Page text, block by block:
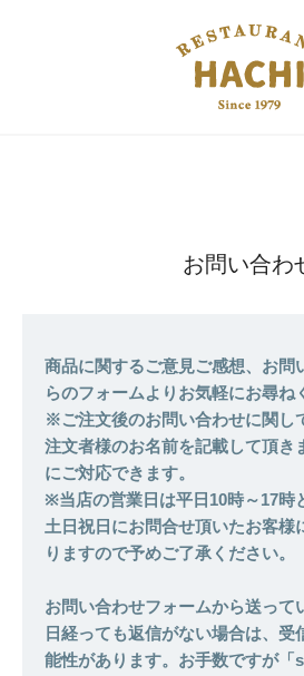
お問い合わ
商品に関するご意見ご感想、お問
らのフォームよりお気軽にお尋ね
※ご注文後のお問い合わせに関し
注文者様のお名前を記載して頂き
にご対応できます。
※当店の営業日は平日10時～17時
土日祝日にお問合せ頂いたお客様
りますので予めご了承ください。
お問い合わせフォームから送って
日経っても返信がない場合は、受
能性があります。お手数ですが